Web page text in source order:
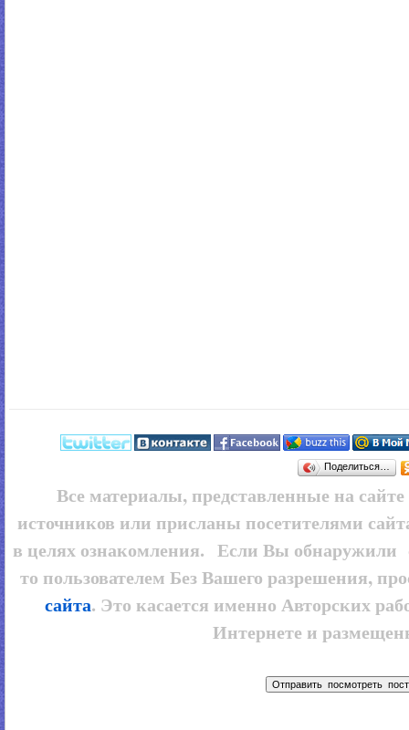
Поделиться…
Все материалы, представленные на сайте
источников или присланы посетителями
в целях ознакомления. Если Вы
то пользователем Без Вашего разрешения,
сайта. Это касается именно Авторских
Интернете и